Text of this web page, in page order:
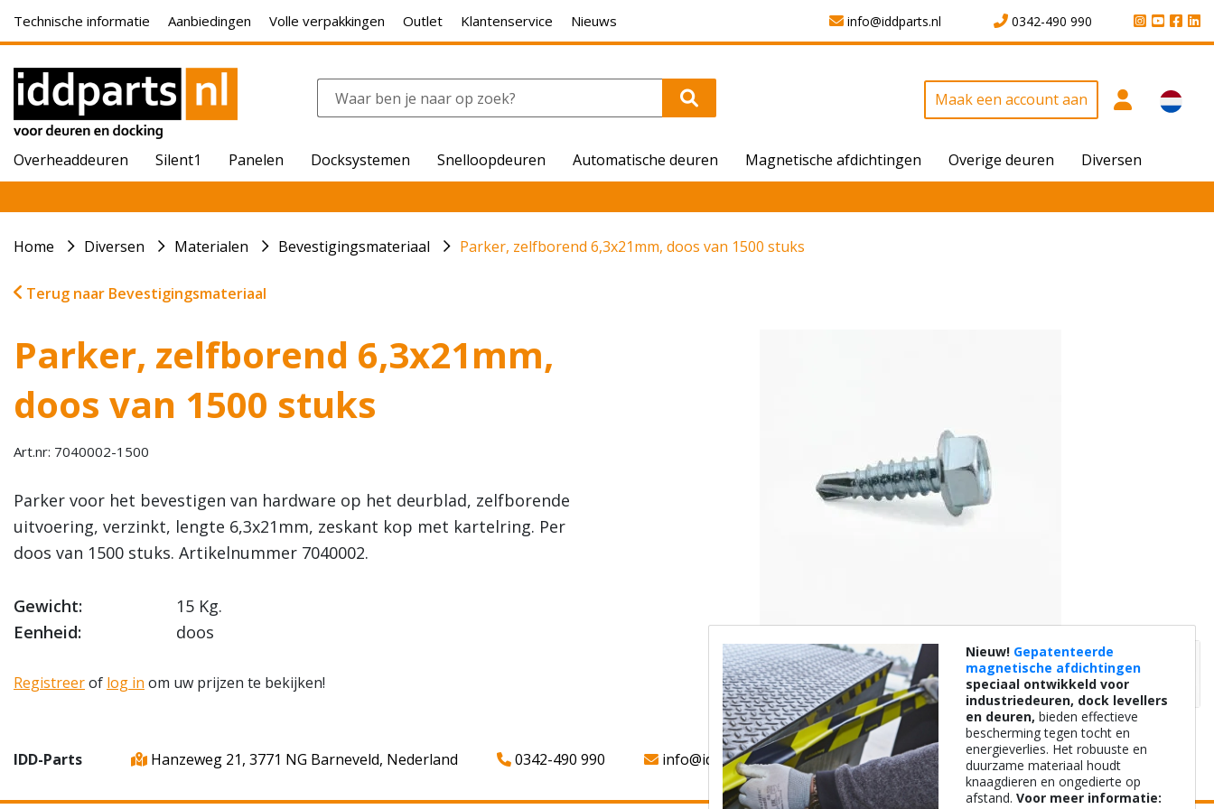
info@iddparts.nl 0342-490 990
Technische informatie Aanbiedingen Volle verpakkingen Outlet Klantenservice Nieuws
Maak een account aan
Overheaddeuren Silent1 Panelen Docksystemen Snelloopdeuren Automatische deuren Magnetische afdichtingen Overige deuren Diversen
Home Diversen Materialen Bevestigingsmateriaal Parker, zelfborend 6,3x21mm, doos van 1500 stuks
Terug naar Bevestigingsmateriaal
Parker, zelfborend 6,3x21mm,
doos van 1500 stuks
Art.nr: 7040002-1500
Parker voor het bevestigen van hardware op het deurblad, zelfborende
uitvoering, verzinkt, lengte 6,3x21mm, zeskant kop met kartelring. Per
doos van 1500 stuks. Artikelnummer 7040002.
Gewicht:
15 Kg.
Eenheid:
doos
Registreerof log in om uw prijzen te bekijken!
IDD-Parts Hanzeweg 21, 3771 NG Barneveld, Nederland 0342-490 990 info@iddparts.nl
Nieuw! Gepatenteerde
magnetische afdichtingen
speciaal ontwikkeld voor
industriedeuren, dock levellers
en deuren, bieden effectieve
bescherming tegen tocht en
energieverlies. Het robuuste en
duurzame materiaal houdt
knaagdieren en ongedierte op
afstand. Voor meer informatie: